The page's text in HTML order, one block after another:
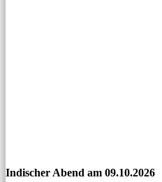
Indischer Abend am 09.10.2026